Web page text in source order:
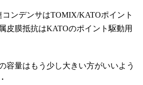
ンデンサはTOMIX/KATOポイント
皮膜抵抗はKATOのポイント駆動用
容量はもう少し大きい方がいいよう